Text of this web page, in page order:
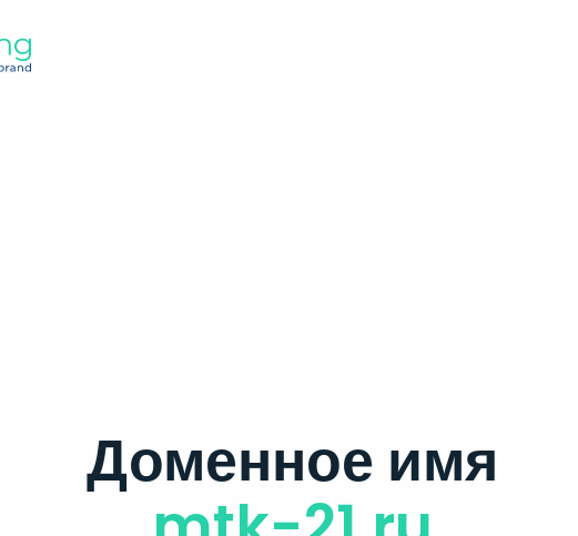
Доменное имя